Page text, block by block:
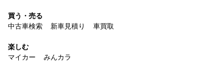
買う・売る
中古車検索
新車見積り 車買取
楽しむ
マイカー
みんカラ